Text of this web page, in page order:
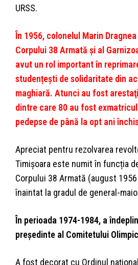
URSS.
În 1956, colonelul Marin
Corpului 38 Armată și al
avut un rol important în
studențești de solidaritate din
maghiară. Atunci au fost
dintre care 80 au fost
pedepse de până la opt ani
Apreciat pentru rezolvarea
Timișoara este numit în funcția
Corpului 38 Armată (august
înaintat la gradul de general-
În perioada 1974-1984, a
președinte al Comitetului
A fost decorat cu Ordinul